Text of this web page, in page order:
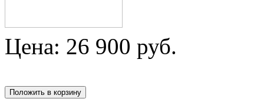
Цена: 26 900 руб.